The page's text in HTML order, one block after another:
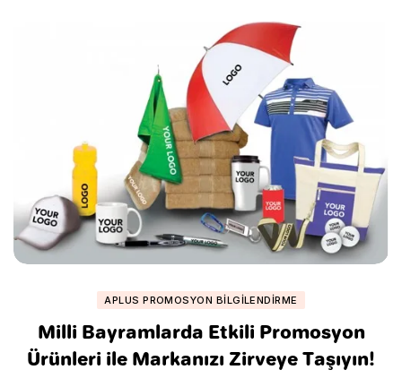
APLUS PROMOSYON BILGILENDIRME
Milli Bayramlarda Etkili Promosyon
Ürünleri ile Markanızı Zirveye Taşıyın!